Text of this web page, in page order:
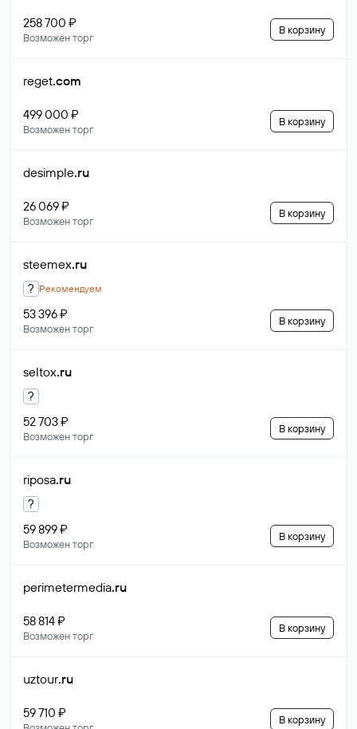
258 700 ₽
Возможен торг
В корзину
reget.com
499 000 ₽
Возможен торг
В корзину
desimple.ru
26 069 ₽
Возможен торг
В корзину
steemex.ru
? Рекомендуем
53 396 ₽
Возможен торг
В корзину
seltox.ru
?
52 703 ₽
Возможен торг
В корзину
riposa.ru
?
59 899 ₽
Возможен торг
В корзину
perimetermedia.ru
58 814 ₽
Возможен торг
В корзину
uztour.ru
59 710 ₽ В корзину